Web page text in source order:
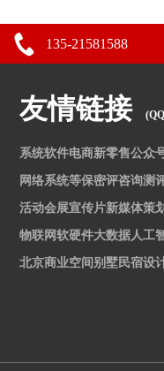
135-21581588
友情链接(QQ
系统软件电商新零售公众
网络系统等保密评咨询测
活动会展宣传片新媒体策
物联网软硬件大数据人工
北京商业空间别墅民宿设